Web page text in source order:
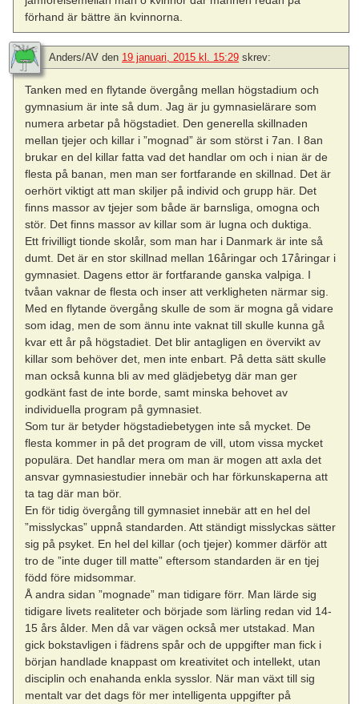
förhand är bättre än kvinnorna.
Anders/AV den 19 januari, 2015 kl. 15:29 skrev:
Tanken med en flytande övergång mellan högstadium och
gymnasium är inte så dum. Jag är ju gymnasielärare som
numera arbetar på högstadiet. Den generella skillnaden
mellan tjejer och killar i ”mognad” är som störst i 7an. I 8an
brukar en del killar fatta vad det handlar om och i nian är de
flesta på banan, men man ser fortfarande en skillnad. Det är
oerhört viktigt att man skiljer på individ och grupp här. Det
finns massor av tjejer som både är barnsliga, omogna och
stör. Det finns massor av killar som är lugna och duktiga.
Ett frivilligt tionde skolår, som man har i Danmark är inte så
dumt. Det är en stor skillnad mellan 16åringar och 17åringar i
gymnasiet. Dagens ettor är fortfarande ganska valpiga. I
tvåan vaknar de flesta och inser att verkligheten närmar sig.
Med en flytande övergång skulle de som är mogna gå vidare
som idag, men de som ännu inte vaknat till skulle kunna gå
kvar ett år på högstadiet. Det blir antagligen en övervikt av
killar som behöver det, men inte enbart. På detta sätt skulle
man också kunna bli av med glädjebetyg där man ger
godkänt fast de inte borde, samt minska behovet av
individuella program på gymnasiet.
Som tur är betyder högstadiebetygen inte så mycket. De
flesta kommer in på det program de vill, utom vissa mycket
populära. Det handlar mera om man är mogen att axla det
ansvar gymnasiestudier innebär och har förkunskaperna att
ta tag där man bör.
En för tidig övergång till gymnasiet innebär att en hel del
”misslyckas” uppnå standarden. Att ständigt misslyckas sätter
sig på psyket. En hel del killar (och tjejer) kommer därför att
tro de ”inte duger till matte” eftersom standarden är en tjej
född före midsommar.
Å andra sidan ”mognade” man tidigare förr. Man lärde sig
tidigare livets realiteter och började som lärling redan vid 14-
15 års ålder. Men då var vägen också mer utstakad. Man
gick bokstavligen i fädrens spår och de uppgifter man fick i
början handlade knappast om kreativitet och intellekt, utan
disciplin och enahanda enkla sysslor. När man växt till sig
mentalt var det dags för mer intelligenta uppgifter på